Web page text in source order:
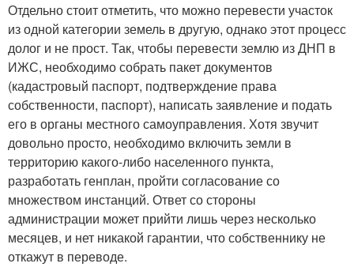
Отдельно стоит отметить, что можно перевести участок
из одной категории земель в другую, однако этот процесс
долог и не прост. Так, чтобы перевести землю из ДНП в
ИЖС, необходимо собрать пакет документов
(кадастровый паспорт, подтверждение права
собственности, паспорт), написать заявление и подать
его в органы местного самоуправления. Хотя звучит
довольно просто, необходимо включить земли в
территорию какого-либо населенного пункта,
разработать генплан, пройти согласование со
множеством инстанций. Ответ со стороны
администрации может прийти лишь через несколько
месяцев, и нет никакой гарантии, что собственнику не
откажут в переводе.